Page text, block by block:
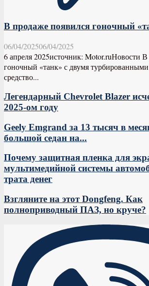
В продаже появился гоночный
06/04/202506/04/2025
6 апреля 2025источник: Motor.ruНовости
гоночный «танк» с двумя
средство...
Легендарный Chevrolet Blazer
2025-ом году
Geely Emgrand за 13 тысяч в
большой седан на...
Почему защитная пленка для
мультимедийной системы
трата денег
Взгляните на этот Dongfeng. Как
полноприводный ПАЗ, но круче?